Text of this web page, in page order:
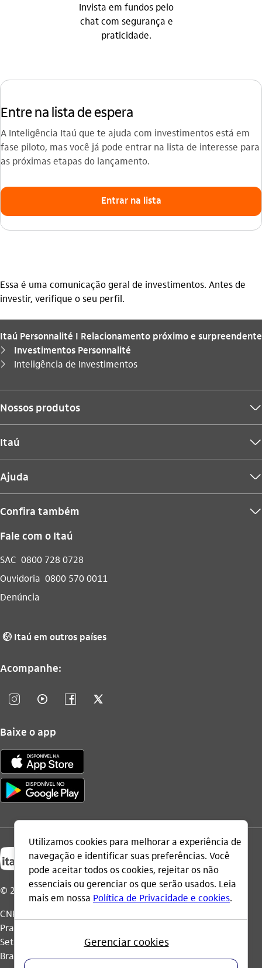
Invista em fundos pelo
chat com segurança e
praticidade.
Entre na lista de espera
A Inteligência Itaú que te ajuda com investimentos está em
fase piloto, mas você já pode entrar na lista de interesse para
as próximas etapas do lançamento.
Entrar na lista
Essa é uma comunicação geral de investimentos. Antes de
investir, verifique o seu perfil.
Itaú Personnalité I Relacionamento próximo e surpreendente
seta_direita Investimentos Personnalité
seta_direita
Você está aqui:
Inteligência de Investimentos
Nossos produtos seta_baixo
Itaú seta_baixo
Ajuda seta_baixo
Confira também seta_baixo
Fale com o Itaú
SAC 0800 728 0728
Ouvidoria 0800 570 0011
Denúncia
globo_outline Itaú em outros países
Acompanhe:
instagram_outline video_outline facebook_outline twitter_outline
Baixe o app
© 2026 Itaú Unibanco Holding S.A.
CNPJ: 60.872.504/0001-23
Praça Alfredo Egydio de Souza Aranha, 100, Torre Olavo
Setubal, Parque Jabaquara - CEP 04344-902 - São Paulo -
Brasil.